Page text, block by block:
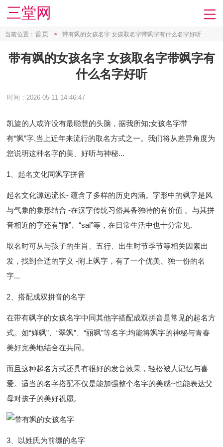
三堂网
当前位置： 首页 > 带有飒的女孩名字 女孩取名字带飒字有什么名字好听
带有飒的女孩名字 女孩取名字带飒字有
什么名字好听
时间：2026-05-11 14:46:47
凯旋的人或许没有最聪慧的头脑，据我所知; 女孩名字带
有“飒”字,当上近年来流行的取名方式之一。我们将从差异角度为
您说明这种名字的美、好听与神秘...
1、起名文化同飒字拼音
起名文化源远流长- 蕴含了多样的历史内涵。字形中的飒字是风
与气象的象形结合 -在汉字传统习俗具备独特的有价值 。与其拼
音相近的字还有“撒”、“sal”等，在日常生活中也十分常见.
取名时可从与孩子的生肖、五行、出生时节季节等相关因素出
发，找到合适的字义 -附上飒字，有了一个优美、独一份的名
字...
2、搭配成双拼音的名字
在带有飒字的女孩名字中同其他字搭配成双拼音是常见的起名方
式。如“婵飒”、“翠飒”、“丽飒”等名字;均能将飒字的神秘与青春
美好完美地结合在共同。
而且这种起名方式还具有很好的发音效果，轻松被人记忆与喜
爱。适当的名字搭配不仅是能加强整个名字的美感~也能表达父
母对孩子的美好祝愿。
3、以姓氏为前缀的名字